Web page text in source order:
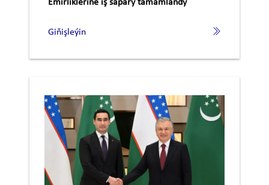
Emirliklerine iş sapary tamamlandy
Giňişleýin